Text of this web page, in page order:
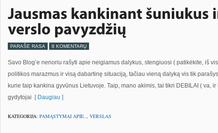
PARAŠĖ RASA 8 KOMENTARŲ
Savo Blog’e nenoriu rašyti apie neigiamus dalykus, stengiuosi ( patikėkite, iš
politikos marazmus ir visą dabartinę situaciją, tačiau vieną dalyką vis tik
kurie taip kankina gyvūnus Lietuvoje. Taip, mano akimis, tai tikri DEBILAI ( va,
gydytojai [ Daugiau ]
KATEGORIJA: PAMĄSTYMAI APIE.., VERSLAS